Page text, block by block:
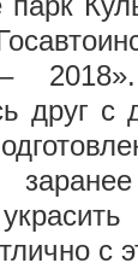
друг с
с